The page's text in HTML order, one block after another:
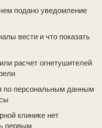
подано уведомление
вести и что показать
расчет огнетушителей
по персональным данным
клинике нет
первым